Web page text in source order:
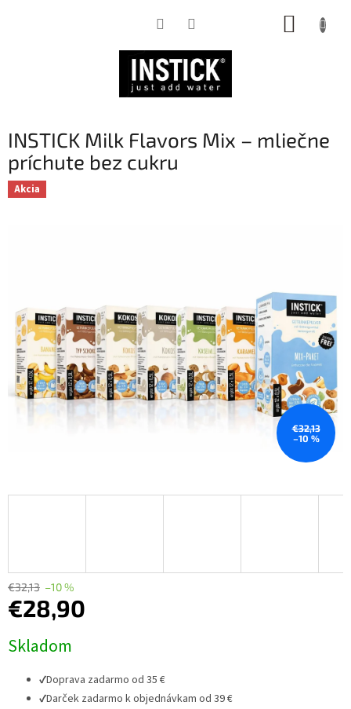
INSTICK Milk Flavors Mix – mliečne
príchute bez cukru
Akcia
€32,13
–10 %
€32,13 –10 %
€28,90
cena:
Skladom
✔Doprava zadarmo od 35 €
✔Darček zadarmo k objednávkam od 39 €